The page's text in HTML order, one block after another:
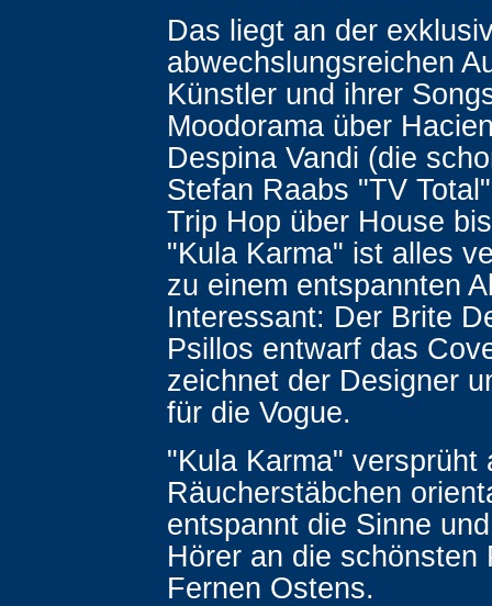
Das liegt an der
abwechslungsreichen
Künstler und ihrer
Moodorama über
Despina Vandi (die
Stefan Raabs "TV
Trip Hop über House
"Kula Karma" ist alles
zu einem entspannten
Interessant: Der Brite
Psillos entwarf das
zeichnet der Designer
für die Vogue.
"Kula Karma" versprüht
Räucherstäbchen
entspannt die Sinne
Hörer an die schönsten
Fernen Ostens.